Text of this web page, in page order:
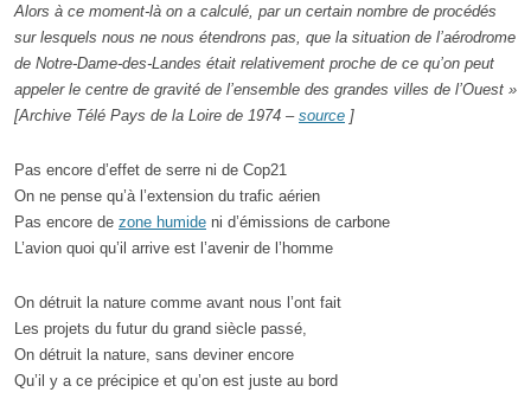
Alors à ce moment-là on a calculé, par un certain nombre de procédés
sur lesquels nous ne nous étendrons pas, que la situation de l’aérodrome
de Notre-Dame-des-Landes était relativement proche de ce qu’on peut
appeler le centre de gravité de l’ensemble des grandes villes de l’Ouest »
[Archive Télé Pays de la Loire de 1974 – source ]
Pas encore d’effet de serre ni de Cop21
On ne pense qu’à l’extension du trafic aérien
Pas encore de zone humide ni d’émissions de carbone
L’avion quoi qu’il arrive est l’avenir de l’homme
On détruit la nature comme avant nous l’ont fait
Les projets du futur du grand siècle passé,
On détruit la nature, sans deviner encore
Qu’il y a ce précipice et qu’on est juste au bord